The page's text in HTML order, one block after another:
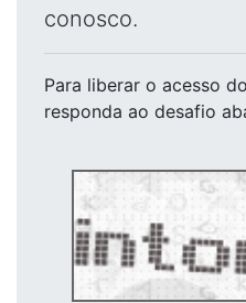
conosco.
Para liberar o acesso
responda ao desafio